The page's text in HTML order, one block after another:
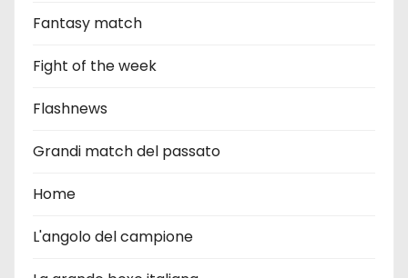
Fantasy match
Fight of the week
Flashnews
Grandi match del passato
Home
L'angolo del campione